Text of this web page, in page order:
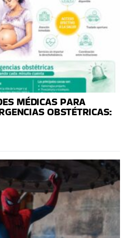
MÉDICAS PARA
OBSTÉTRICAS: